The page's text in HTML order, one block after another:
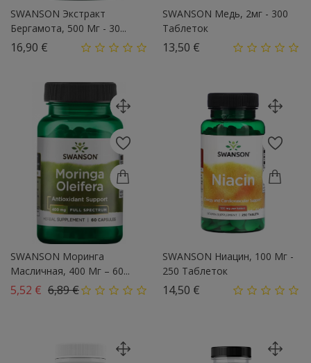
SWANSON Экстракт
Бергамота, 500 Мг - 30...
16,90 €
SWANSON Медь, 2мг - 300
Таблеток
13,50 €
SWANSON Моринга
Масличная, 400 Мг – 60...
5,52 € Базовая цена
6,89 €Цена
SWANSON Ниацин, 100 Мг -
250 Таблеток
14,50 €